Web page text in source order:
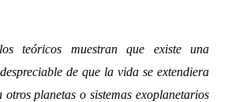
teóricos muestran que existe una
de que la vida se extendiera
planetas o sistemas exoplanetarios